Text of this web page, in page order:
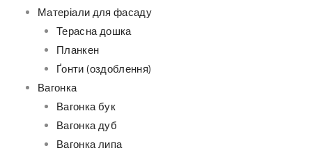
Матеріали для фасаду
Терасна дошка
Планкен
Ґонти (оздоблення)
Вагонка
Вагонка бук
Вагонка дуб
Вагонка липа